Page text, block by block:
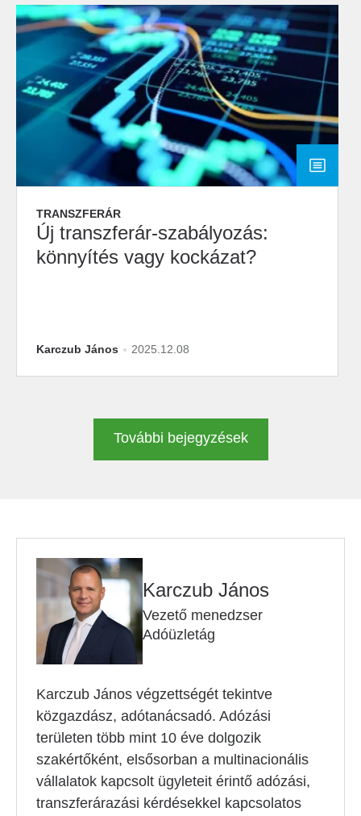
TRANSZFERÁR
Új transzferár-szabályozás:
könnyítés vagy kockázat?
Karczub János 2025.12.08
További bejegyzések
Karczub János
Vezető menedzser
Adóüzletág
Karczub János végzettségét tekintve
közgazdász, adótanácsadó. Adózási
területen több mint 10 éve dolgozik
szakértőként, elsősorban a multinacionális
vállalatok kapcsolt ügyleteit érintő adózási,
transzferárazási kérdésekkel kapcsolatos